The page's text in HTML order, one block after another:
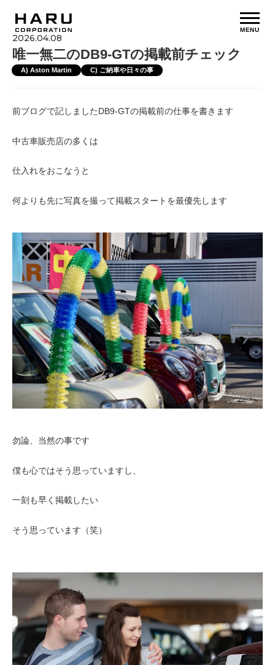
MENU
2026.04.08
唯一無二のDB9-GTの掲載前チェック
A) Aston Martin C) ご納車や日々の事
前ブログで記しましたDB9-GTの掲載前の仕事を書きます
中古車販売店の多くは
仕入れをおこなうと
何よりも先に写真を撮って掲載スタートを最優先します
勿論、当然の事です
僕も心ではそう思っていますし、
一刻も早く掲載したい
そう思っています（笑）